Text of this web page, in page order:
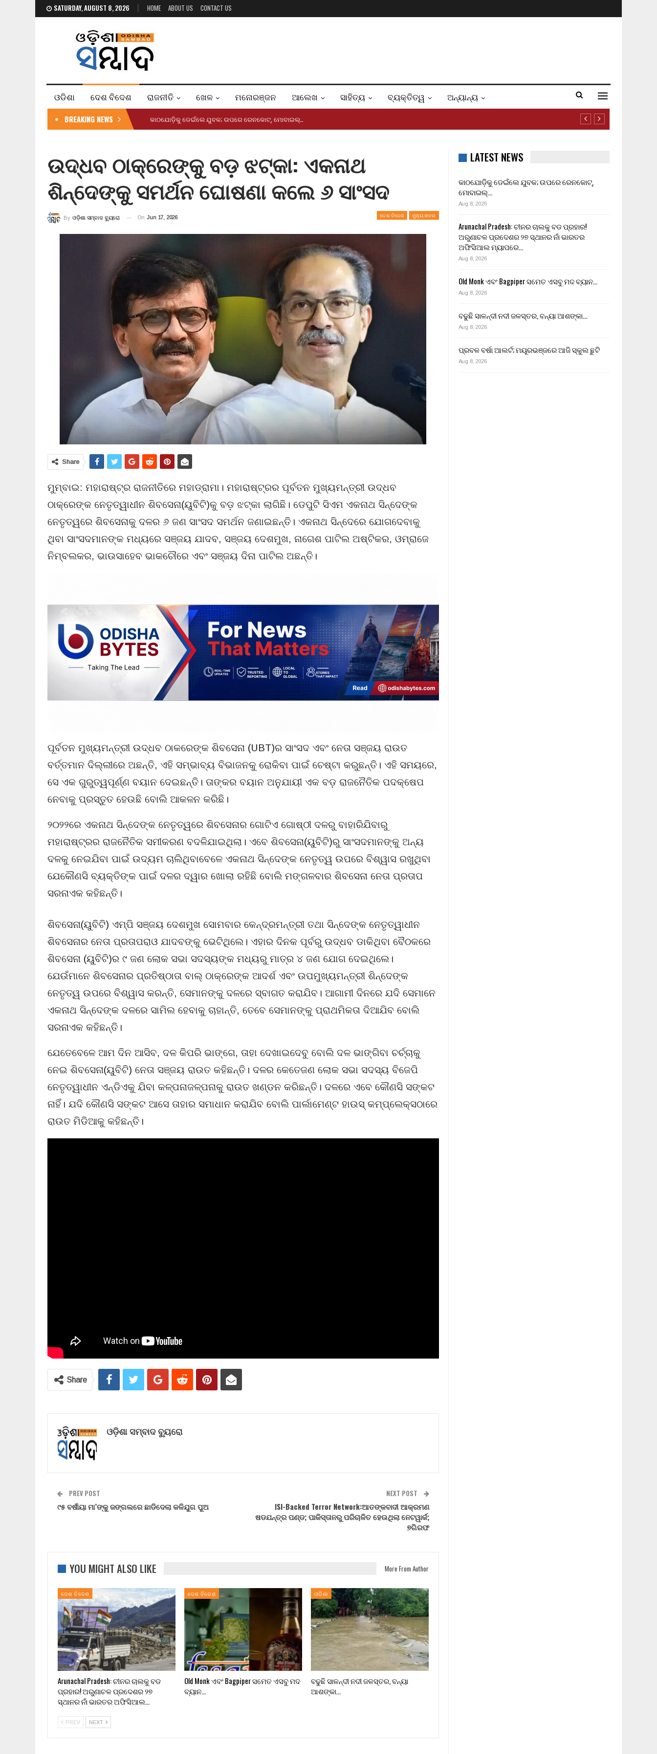
SATURDAY, AUGUST 8, 2026 HOME ABOUT US CONTACT US
ଓଡିଶା ଦେଶ ବିଦେଶ ରାଜନୀତି ଖେଳ ମନୋରଞ୍ଜନ ଆଲେଖ ସାହିତ୍ୟ ବ୍ୟକ୍ତିତ୍ୱ ଅନ୍ୟାନ୍ୟ
BREAKING NEWS କାଠଯୋଡ଼ିକୁ ଡେଇଁଲେ ଯୁବକ; ଉପରେ ରେନକୋଟ୍, ମୋବାଇଲ୍…
ଉଦ୍ଧବ ଠାକ୍‌ରେଙ୍କୁ ବଡ଼ ଝଟ୍‌କା: ଏକନାଥ
ଶିନ୍ଦେଙ୍କୁ ସମର୍ଥନ ଘୋଷଣା କଲେ ୬ ସାଂସଦ
ଦେଶ ବିଦେଶ ମୁଖ୍ୟ ଖବର
By ଓଡ଼ିଶା ସମ୍ବାଦ ବ୍ୟୁରୋ On Jun 17, 2026
Share
ମୁମ୍ବାଇ: ମହାରାଷ୍ଟ୍ର ରାଜନୀତିରେ ମହାଡ୍ରାମା। ମହାରାଷ୍ଟ୍ରର ପୂର୍ବତନ ମୁଖ୍ୟମନ୍ତ୍ରୀ ଉଦ୍ଧବ
ଠାକ୍‌ରେଙ୍କ ନେତୃତ୍ୱାଧୀନ ଶିବସେନା(ୟୁବିଟି)କୁ ବଡ଼ ଝଟ୍‌କା ଲାଗିଛି। ଡେପୁଟି ସିଏମ ଏକନାଥ ସିନ୍ଦେଙ୍କ
ନେତୃତ୍ୱରେ ଶିବସେନାକୁ ଦଳର ୬ ଜଣ ସାଂସଦ ସମର୍ଥନ ଜଣାଇଛନ୍ତି। ଏକନାଥ ସିନ୍ଦେରେ ଯୋଗଦେବାକୁ
ଥିବା ସାଂସଦମାନଙ୍କ ମଧ୍ୟରେ ସଞ୍ଜୟ ଯାଦବ, ସଞ୍ଜୟ ଦେଶମୁଖ, ନାଗେଶ ପାଟିଲ ଅଷ୍ଟିକର, ଓମ୍ରାଜେ
ନିମ୍ବଲକର, ଭାଉସାହେବ ଭାକଚୌରେ ଏବଂ ସଞ୍ଜୟ ଦିନା ପାଟିଲ ଅଛନ୍ତି।
ପୂର୍ବତନ ମୁଖ୍ୟମନ୍ତ୍ରୀ ଉଦ୍ଧବ ଠାକରେଙ୍କ ଶିବସେନା (UBT)ର ସାଂସଦ ଏବଂ ନେତା ସଞ୍ଜୟ ରାଉତ
ବର୍ତ୍ତମାନ ଦିଲ୍ଲୀରେ ଅଛନ୍ତି, ଏହି ସମ୍ଭାବ୍ୟ ବିଭାଜନକୁ ରୋକିବା ପାଇଁ ଚେଷ୍ଟା କରୁଛନ୍ତି। ଏହି ସମୟରେ,
ସେ ଏକ ଗୁରୁତ୍ୱପୂର୍ଣ୍ଣ ବୟାନ ଦେଇଛନ୍ତି। ତାଙ୍କର ବୟାନ ଅନୁଯାୟୀ ଏକ ବଡ଼ ରାଜନୈତିକ ପଦକ୍ଷେପ
ନେବାକୁ ପ୍ରସ୍ତୁତ ହେଉଛି ବୋଲି ଆକଳନ କରିଛି।
୨୦୨୨ରେ ଏକନାଥ ସିନ୍ଦେଙ୍କ ନେତୃତ୍ୱରେ ଶିବସେନାର ଗୋଟିଏ ଗୋଷ୍ଠୀ ଦଳରୁ ବାହାରିଯିବାରୁ
ମହାରାଷ୍ଟ୍ରର ରାଜନୈତିକ ସମୀକରଣ ବଦଳିଯାଇଥିଲା। ଏବେ ଶିବସେନା(ୟୁବିଟି)ରୁ ସାଂସଦମାନଙ୍କୁ ଅନ୍ୟ
ଦଳକୁ ନେଇଯିବା ପାଇଁ ଉଦ୍ୟମ ଚାଲିଥିବାବେଳେ ଏକନାଥ ସିନ୍ଦେଙ୍କ ନେତୃତ୍ୱ ଉପରେ ବିଶ୍ୱାସ ରଖୁଥିବା
ଯେକୌଣସି ବ୍ୟକ୍ତିଙ୍କ ପାଇଁ ଦଳର ଦ୍ୱାର ଖୋଲା ରହିଛି ବୋଲି ମଙ୍ଗଳବାର ଶିବସେନା ନେତା ପ୍ରତାପ
ସରନାଏକ କହିଛନ୍ତି।
ଶିବସେନା(ୟୁବିଟି) ଏମ୍‌ପି ସଞ୍ଜୟ ଦେଶମୁଖ ସୋମବାର କେନ୍ଦ୍ରମନ୍ତ୍ରୀ ତଥା ସିନ୍ଦେଙ୍କ ନେତୃତ୍ୱାଧୀନ
ଶିବସେନାର ନେତା ପ୍ରତାପରାଓ ଯାଦବଙ୍କୁ ଭେଟିଥିଲେ। ଏହାର ଦିନକ ପୂର୍ବରୁ ଉଦ୍ଧବ ଡାକିଥିବା ବୈଠକରେ
ଶିବସେନା (ୟୁବିଟି)ର ୯ ଜଣ ଲୋକ ସଭା ସଦସ୍ୟଙ୍କ ମଧ୍ୟରୁ ମାତ୍ର ୪ ଜଣ ଯୋଗ ଦେଇଥିଲେ।
ଯେଉଁମାନେ ଶିବସେନାର ପ୍ରତିଷ୍ଠାତା ବାଲ୍‌ ଠାକ୍‌ରେଙ୍କ ଆଦର୍ଶ ଏବଂ ଉପମୁଖ୍ୟମନ୍ତ୍ରୀ ଶିନ୍ଦେଙ୍କ
ନେତୃତ୍ୱ ଉପରେ ବିଶ୍ୱାସ କରନ୍ତି, ସେମାନଙ୍କୁ ଦଳରେ ସ୍ବାଗତ କରାଯିବ। ଆଗାମୀ ଦିନରେ ଯଦି ସେମାନେ
ଏକନାଥ ସିନ୍ଦେଙ୍କ ଦଳରେ ସାମିଲ ହେବାକୁ ଚାହାନ୍ତି, ତେବେ ସେମାନଙ୍କୁ ପ୍ରାଥମିକତା ଦିଆଯିବ ବୋଲି
ସରନାଏକ କହିଛନ୍ତି।
ଯେତେବେଳେ ଆମ ଦିନ ଆସିବ, ଦଳ କିପରି ଭାଙ୍ଗେ, ତାହା ଦେଖାଇଦେବୁ ବୋଲି ଦଳ ଭାଙ୍ଗିବା ଚର୍ଚ୍ଚାକୁ
ନେଇ ଶିବସେନା(ୟୁବିଟି) ନେତା ସଞ୍ଜୟ ରାଉତ କହିଛନ୍ତି। ଦଳର କେତେଜଣ ଲୋକ ସଭା ସଦସ୍ୟ ବିଜେପି
ନେତୃତ୍ୱାଧୀନ ଏନ୍‌ଡିଏକୁ ଯିବା କଳ୍ପନାଜଳ୍ପନାକୁ ରାଉତ ଖଣ୍ଡନ କରିଛନ୍ତି। ଦଳରେ ଏବେ କୌଣସି ସଙ୍କଟ
ନାହିଁ। ଯଦି କୌଣସି ସଙ୍କଟ ଆସେ ତାହାର ସମାଧାନ କରାଯିବ ବୋଲି ପାର୍ଲାମେଣ୍ଟ ହାଉସ୍‌ କମ୍ପ୍ଲେକ୍ସଠାରେ
ରାଉତ ମିଡିଆକୁ କହିଛନ୍ତି।
Share
ଓଡ଼ିଶା ସମ୍ବାଦ ବ୍ୟୁରୋ
PREV POST
୯୫ ବର୍ଷୀୟା ମା’ଙ୍କୁ ଜଙ୍ଗଲରେ ଛାଡିଦେଲା କଳିଯୁଗ ପୁଅ
NEXT POST
ISI-Backed Terror Network:ଆତଙ୍କବାଦୀ ଆକ୍ରମଣ
ଷଡଯନ୍ତ୍ର ପଣ୍ଡ; ପାକିସ୍ତାନରୁ ପରିଚାଳିତ ହେଉଥିଲା ନେଟୱାର୍କ;
୭ଗିରଫ
YOU MIGHT ALSO LIKE More From Author
ଦେଶ ବିଦେଶ
Arunachal Pradesh: ଚୀନର ଚାଲକୁ ବଡ
ପ୍ରହାର! ଅରୁଣାଚଳ ପ୍ରଦେଶର ୨୭
ସ୍ଥାନର ନାଁ ଭାରତର ଅଫିସିଆଲ…
ଦେଶ ବିଦେଶ
Old Monk ଏବଂ Bagpiper ସମେତ ଏସବୁ ମଦ
ବ୍ୟାନ…
ଓଡିଶା
ବଢୁଛି ସାଳନ୍ଦୀ ନଦୀ ଜଳସ୍ତର, ବନ୍ୟା
ଆଶଙ୍କା…
PREV NEXT
LATEST NEWS
କାଠଯୋଡ଼ିକୁ ଡେଇଁଲେ ଯୁବକ; ଉପରେ ରେନକୋଟ୍,
ମୋବାଇଲ୍…
Aug 8, 2026
Arunachal Pradesh: ଚୀନର ଚାଲକୁ ବଡ ପ୍ରହାର!
ଅରୁଣାଚଳ ପ୍ରଦେଶର ୨୭ ସ୍ଥାନର ନାଁ ଭାରତର
ଅଫିସିଆଲ ମ୍ୟାପରେ…
Aug 8, 2026
Old Monk ଏବଂ Bagpiper ସମେତ ଏସବୁ ମଦ ବ୍ୟାନ…
Aug 8, 2026
ବଢୁଛି ସାଳନ୍ଦୀ ନଦୀ ଜଳସ୍ତର, ବନ୍ୟା ଆଶଙ୍କା…
Aug 8, 2026
ପ୍ରବଳ ବର୍ଷା ଆଲର୍ଟ; ମୟୂରଭଞ୍ଜରେ ଆଜି ସ୍କୁଲ ଛୁଟି
Aug 8, 2026